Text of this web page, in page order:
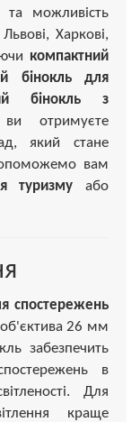
та можливість
Харкові,
компактний
бінокль для
бінокль з
отримуєте
який стане
вам
туризму або
спостережень
26 мм
забезпечить
в
Для
краще